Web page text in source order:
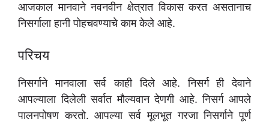
आजकाल मानवाने नवनवीन क्षेत्रात विकास करत असतानाच
निसर्गाला हानी पोहचवण्याचे काम केले आहे.
परिचय
निसर्गाने मानवाला सर्व काही दिले आहे. निसर्ग ही देवाने
आपल्याला दिलेली सर्वात मौल्यवान देणगी आहे. निसर्ग आपले
पालनपोषण करतो. आपल्या सर्व मूलभूत गरजा निसर्गाने पूर्ण